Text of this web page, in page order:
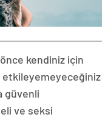
kendiniz için
etkileyemeyeceğiniz
güvenli
ve seksi